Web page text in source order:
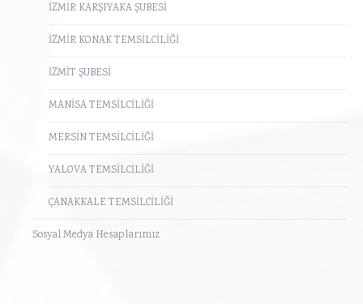
İZMİR KARŞIYAKA ŞUBESİ
İZMİR KONAK TEMSİLCİLİĞİ
İZMİT ŞUBESİ
MANİSA TEMSİLCİLİĞİ
MERSİN TEMSİLCİLİĞİ
YALOVA TEMSİLCİLİĞİ
ÇANAKKALE TEMSİLCİLİĞİ
Sosyal Medya Hesaplarımız